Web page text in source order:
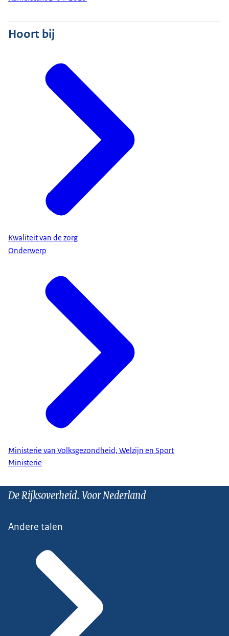
Hoort bij
Kwaliteit van de zorg
Onderwerp
Ministerie van Volksgezondheid, Welzijn en Sport
Ministerie
De Rijksoverheid. Voor Nederland
Andere talen